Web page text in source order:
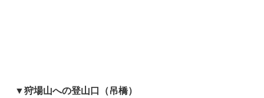
▼狩場山への登山口（吊橋）